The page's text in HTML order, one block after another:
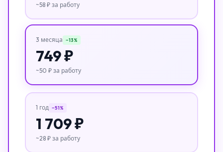
~58 ₽ за работу
3 месяца −13%
749 ₽
~50 ₽ за работу
1 год −51%
1 709 ₽
~28 ₽ за работу